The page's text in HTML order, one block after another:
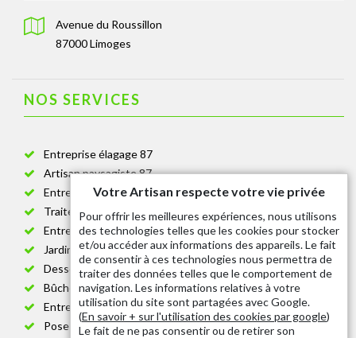
Avenue du Roussillon
87000 Limoges
NOS SERVICES
Entreprise élagage 87
Artisan paysagiste 87
Entreprise de jardinage 87
Traitement anti-chenille 87
Entreprise abattage arbre 87
Jardinier taille de haie 87
Dessouchage arbre et haie 87
Bûcheron 87
Entretien espace vert cimetière 87
Pose et changement grillage et clôture 87
Votre Artisan respecte votre vie privée
Pour offrir les meilleures expériences, nous utilisons
des technologies telles que les cookies pour stocker
et/ou accéder aux informations des appareils. Le fait
de consentir à ces technologies nous permettra de
traiter des données telles que le comportement de
navigation. Les informations relatives à votre
utilisation du site sont partagées avec Google.
(En savoir + sur l'utilisation des cookies par google)
Le fait de ne pas consentir ou de retirer son